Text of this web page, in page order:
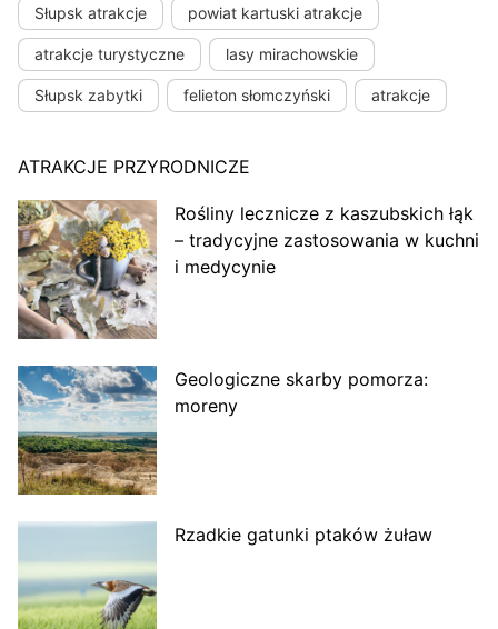
Słupsk atrakcje powiat kartuski atrakcje
atrakcje turystyczne lasy mirachowskie
Słupsk zabytki felieton słomczyński atrakcje
ATRAKCJE PRZYRODNICZE
Rośliny lecznicze z kaszubskich łąk
– tradycyjne zastosowania w kuchni
i medycynie
Geologiczne skarby pomorza:
moreny
Rzadkie gatunki ptaków żuław